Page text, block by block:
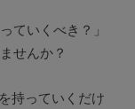
ていくべき？」
せんか？
持っていくだけ